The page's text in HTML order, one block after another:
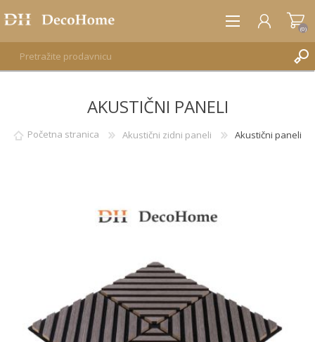
REGISTRUJTE SE
PRIJAVA
(0)
AKUSTIČNI PANELI
Početna stranica Akustični zidni paneli Akustični paneli